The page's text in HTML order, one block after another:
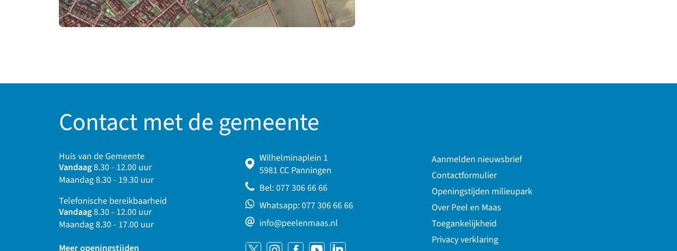
Contact met de gemeente
Huis van de Gemeente
Vandaag8.30 - 12.00 uur
Maandag 8.30 - 19.30 uur
Telefonische bereikbaarheid
Vandaag8.30 - 12.00 uur
Maandag 8.30 - 17.00 uur
Meer openingstijden
Wilhelminaplein 1
5981 CC Panningen
Bel: 077 306 66 66
Whatsapp: 077 306 66 66
info@peelenmaas.nl
Aanmelden nieuwsbrief
Contactformulier
Openingstijden milieupark
Over Peel en Maas
Toegankelijkheid
Privacy verklaring